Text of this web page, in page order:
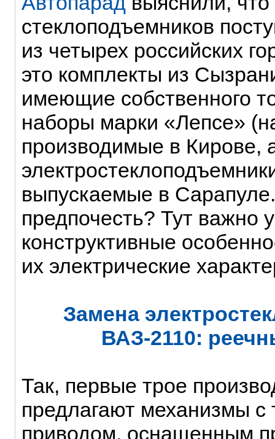
стеклоподъемников
из четырех российских
это комплекты из
имеющие собственного
наборы марки «Лепсе»
производимые в Кирове,
выпускаемые в
предпочесть? Тут важно
конструктивные
их электрические
Замена
ВАЗ-2110:
Так, первые трое
предлагают механизмы с
приводом, оснащенным